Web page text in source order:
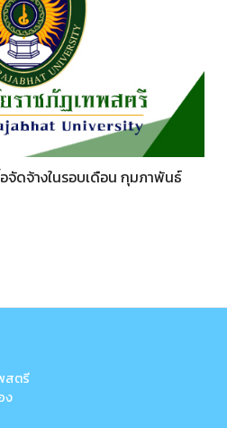
จ้างในรอบเดือน กุมภาพันธ์
สตรี
ง